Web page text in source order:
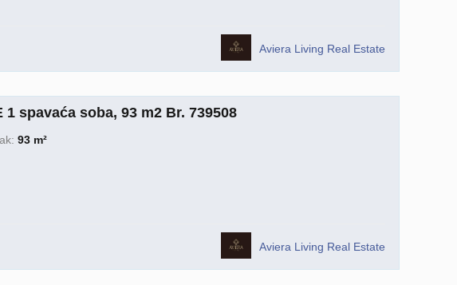
Aviera Living Real Estate
spavaća soba, 93 m2 Br. 739508
93 m²
Aviera Living Real Estate